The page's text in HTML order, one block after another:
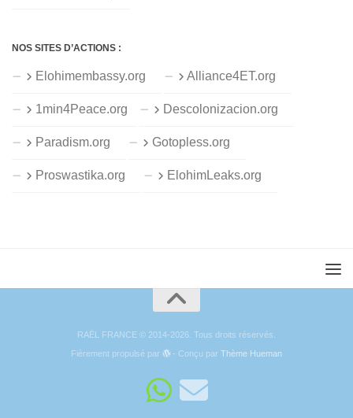
NOS SITES D’ACTIONS :
Elohimembassy.org Alliance4ET.org
1min4Peace.org Descolonizacion.org
Paradism.org Gotopless.org
Proswastika.org ElohimLeaks.org
RAËL FRANCE © 2014-2026. Tous droits réservés.
Fièrement propulsé par
- Conçu parThème Hueman